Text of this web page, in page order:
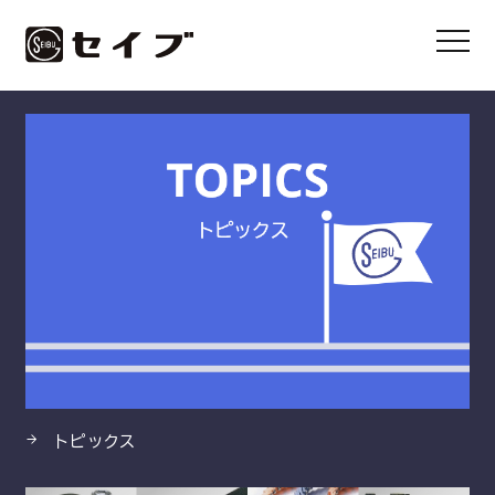
HOME 製品 ヒートファイターEN
トピックス